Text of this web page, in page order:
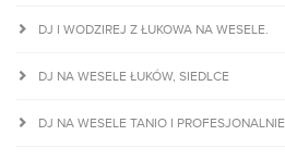
DJ I WODZIREJ Z ŁUKOWA NA WESELE.
DJ NA WESELE ŁUKÓW, SIEDLCE
DJ NA WESELE TANIO I PROFESJONALNIE